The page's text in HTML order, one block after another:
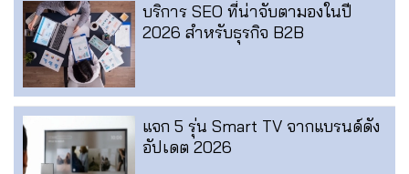
บริการ SEO ที่น่าจับตามองในปี
2026 สำหรับธุรกิจ B2B
แจก 5 รุ่น Smart TV จากแบรนด์ดัง
อัปเดต 2026